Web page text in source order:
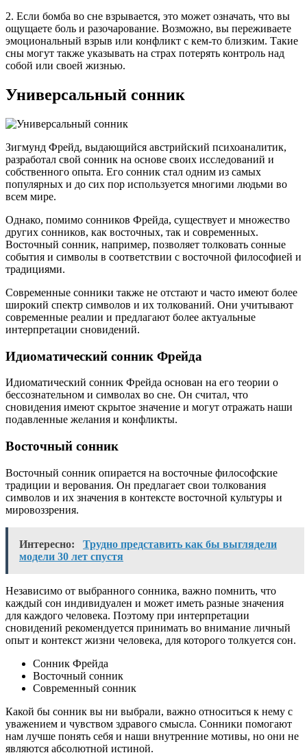
2. Если бомба во сне взрывается, это может означать, что вы
ощущаете боль и разочарование. Возможно, вы переживаете
эмоциональный взрыв или конфликт с кем-то близким. Такие
сны могут также указывать на страх потерять контроль над
собой или своей жизнью.
Универсальный сонник
Зигмунд Фрейд, выдающийся австрийский психоаналитик,
разработал свой сонник на основе своих исследований и
собственного опыта. Его сонник стал одним из самых
популярных и до сих пор используется многими людьми во
всем мире.
Однако, помимо сонников Фрейда, существует и множество
других сонников, как восточных, так и современных.
Восточный сонник, например, позволяет толковать сонные
события и символы в соответствии с восточной философией и
традициями.
Современные сонники также не отстают и часто имеют более
широкий спектр символов и их толкований. Они учитывают
современные реалии и предлагают более актуальные
интерпретации сновидений.
Идиоматический сонник Фрейда
Идиоматический сонник Фрейда основан на его теории о
бессознательном и символах во сне. Он считал, что
сновидения имеют скрытое значение и могут отражать наши
подавленные желания и конфликты.
Восточный сонник
Восточный сонник опирается на восточные философские
традиции и верования. Он предлагает свои толкования
символов и их значения в контексте восточной культуры и
мировоззрения.
Интересно:
Трудно представить как бы выглядели
модели 30 лет спустя
Независимо от выбранного сонника, важно помнить, что
каждый сон индивидуален и может иметь разные значения
для каждого человека. Поэтому при интерпретации
сновидений рекомендуется принимать во внимание личный
опыт и контекст жизни человека, для которого толкуется сон.
Сонник Фрейда
Восточный сонник
Современный сонник
Какой бы сонник вы ни выбрали, важно относиться к нему с
уважением и чувством здравого смысла. Сонники помогают
нам лучше понять себя и наши внутренние мотивы, но они не
являются абсолютной истиной.